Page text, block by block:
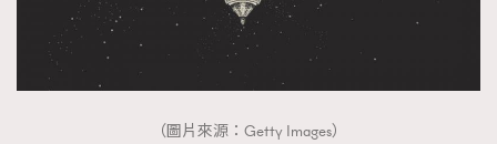
（圖片來源：Getty Images）